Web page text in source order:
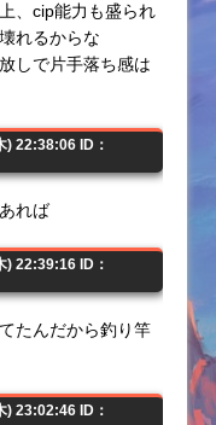
、cip能力も盛られ
れるからな
しで片手落ち感は
22:38:06 ID：
れば
22:39:16 ID：
たんだから釣り竿
23:02:46 ID：